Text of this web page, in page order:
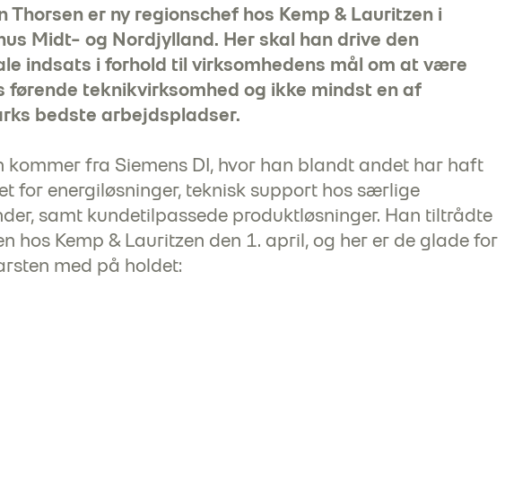
Thorsen er ny regionschef hos Kemp & Lauritzen i
Midt- og Nordjylland. Her skal han drive den
indsats i forhold til virksomhedens mål om at være
førende teknikvirksomhed og ikke mindst en af
bedste arbejdspladser.
kommer fra Siemens DI, hvor han blandt andet har haft
for energiløsninger, teknisk support hos særlige
samt kundetilpassede produktløsninger. Han tiltrådte
hos Kemp & Lauritzen den 1. april, og her er de glade for
med på holdet: